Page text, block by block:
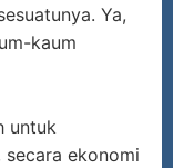
Ya,
kaum
untuk
secara ekonomi